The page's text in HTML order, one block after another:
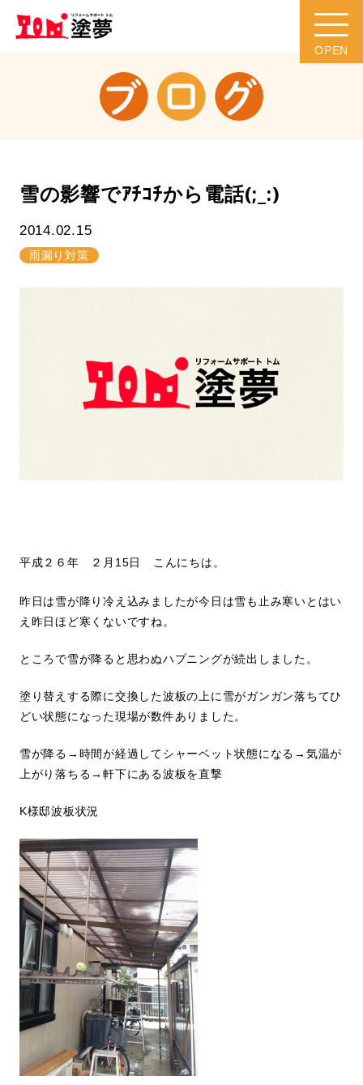
雪の影響でｱﾁｺﾁから電話(;_:)
2014.02.15
雨漏り対策
平成２６年 ２月15日 こんにちは。
昨日は雪が降り冷え込みましたが今日は雪も止み寒いとはい
え昨日ほど寒くないですね。
ところで雪が降ると思わぬハプニングが続出しました。
塗り替えする際に交換した波板の上に雪がガンガン落ちてひ
どい状態になった現場が数件ありました。
雪が降る→時間が経過してシャーベット状態になる→気温が
上がり落ちる→軒下にある波板を直撃
K様邸波板状況